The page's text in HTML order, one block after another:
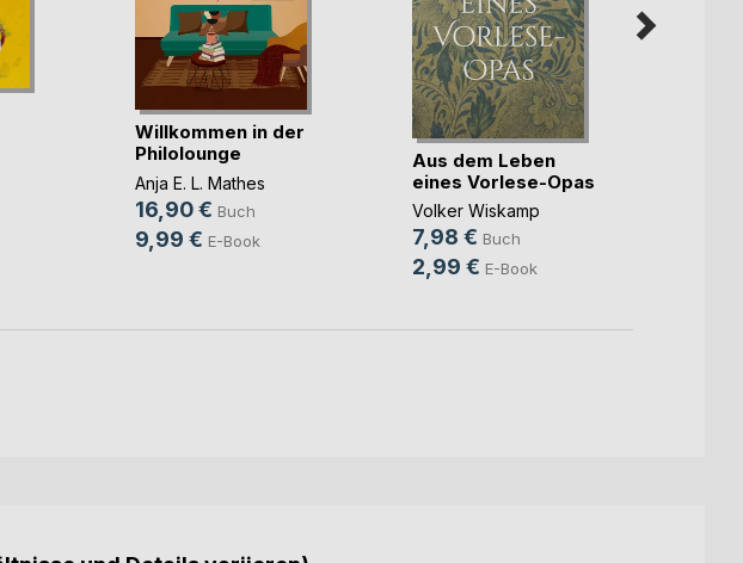
Willkommen in der
Philolounge
Anja E. L. Mathes
16,90 € Buch
9,99 € E-Book
Aus dem Leben
eines Vorlese-Opas
Volker Wiskamp
7,98 € Buch
2,99 € E-Book